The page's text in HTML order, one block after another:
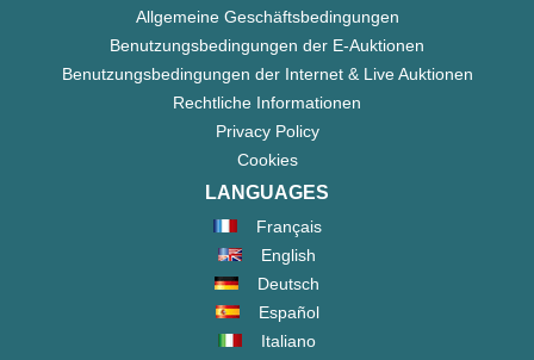
Allgemeine Geschäftsbedingungen
Benutzungsbedingungen der E-Auktionen
Benutzungsbedingungen der Internet & Live Auktionen
Rechtliche Informationen
Privacy Policy
Cookies
LANGUAGES
Français
English
Deutsch
Español
Italiano